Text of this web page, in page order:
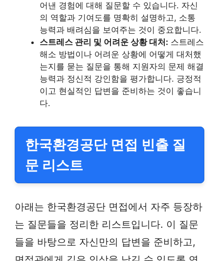
어낸 경험에 대해 질문할 수 있습니다. 자신
의 역할과 기여도를 명확히 설명하고, 소통
능력과 배려심을 보여주는 것이 중요합니다.
스트레스 관리 및 어려운 상황 대처: 스트레스
해소 방법이나 어려운 상황에 어떻게 대처했
는지를 묻는 질문을 통해 지원자의 문제 해결
능력과 정신적 강인함을 평가합니다. 긍정적
이고 현실적인 답변을 준비하는 것이 좋습니
다.
한국환경공단 면접 빈출 질
문 리스트
아래는 한국환경공단 면접에서 자주 등장하
는 질문들을 정리한 리스트입니다. 이 질문
들을 바탕으로 자신만의 답변을 준비하고,